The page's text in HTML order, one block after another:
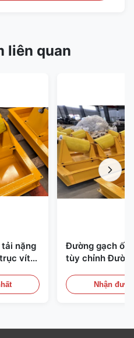
liên quan
nặng
vít
Đường gạch
tùy chỉnh
Nhận